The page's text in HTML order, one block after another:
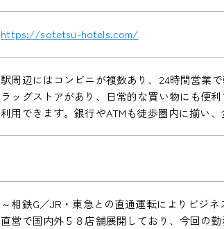
https://sotetsu-hotels.com/
駅周辺にはコンビニが複数あり、24時間営業
ラッグストアがあり、日常的な買い物にも便
利用できます。銀行やATMも徒歩圏内に揃い、
～相鉄G／JR・東急との直通運転によりビジ
直営で国内外５８店舗展開しており、今回の